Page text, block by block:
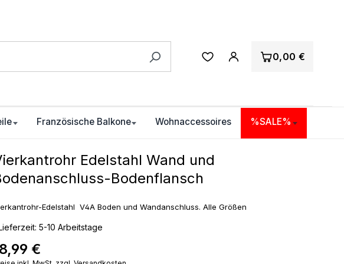
0,00 €
Französische Balkone Wohnaccessoires %SALE%
Edelstahl Wand und
Bodenflansch
Edelstahl V4A Boden und Wandanschluss. Alle Größen
5-10 Arbeitstage
Preis:
€